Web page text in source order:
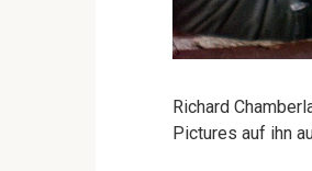
Richard
Pictures auf ihn